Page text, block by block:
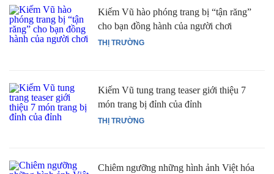
THỊ TRƯỜNG
Kiếm Vũ hào phóng trang bị “tận răng”
cho bạn đồng hành của người chơi
THỊ TRƯỜNG
Kiếm Vũ tung trang teaser giới thiệu 7
món trang bị đỉnh của đỉnh
Chiêm ngưỡng những hình ảnh Việt hóa